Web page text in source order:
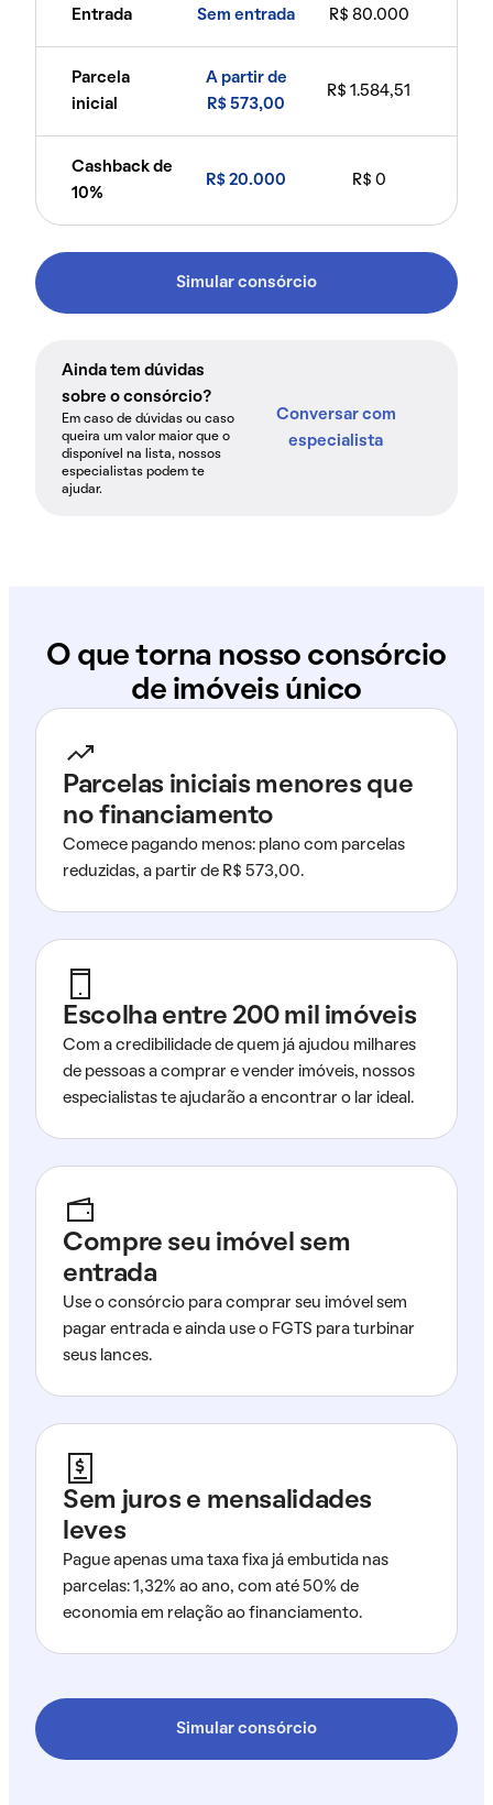
Entrada Sem entrada R$ 80.000
Parcela
inicial
A partir de
R$ 573,00
R$ 1.584,51
Cashback de
10%
R$ 20.000 R$ 0
Simular consórcio
Ainda tem dúvidas
sobre o consórcio?
Em caso de dúvidas ou caso
queira um valor maior que o
disponível na lista, nossos
especialistas podem te
ajudar.
Conversar com
especialista
O que torna nosso consórcio
de imóveis único
Parcelas iniciais menores que
no financiamento
Comece pagando menos: plano com parcelas
reduzidas, a partir de R$ 573,00.
Escolha entre 200 mil imóveis
Com a credibilidade de quem já ajudou milhares
de pessoas a comprar e vender imóveis, nossos
especialistas te ajudarão a encontrar o lar ideal.
Compre seu imóvel sem
entrada
Use o consórcio para comprar seu imóvel sem
pagar entrada e ainda use o FGTS para turbinar
seus lances.
Sem juros e mensalidades
leves
Pague apenas uma taxa fixa já embutida nas
parcelas: 1,32% ao ano, com até 50% de
economia em relação ao financiamento.
Simular consórcio